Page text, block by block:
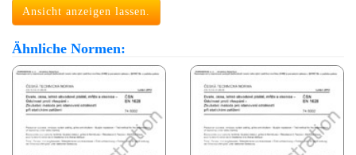
Ansicht anzeigen lassen.
Ähnliche Normen: